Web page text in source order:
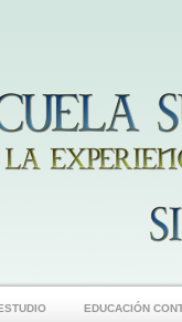
EDUCACIÓN